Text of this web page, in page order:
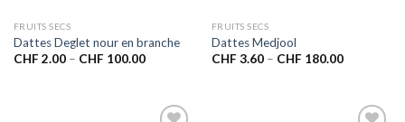
FRUITS SECS
Dattes Deglet nour en branche
CHF 2.00– CHF 100.00
FRUITS SECS
Dattes Medjool
CHF 3.60– CHF 180.00